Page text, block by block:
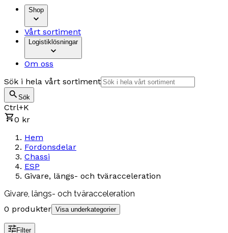
Shop
Vårt sortiment
Logistiklösningar
Om oss
Sök i hela vårt sortiment
Sök
Ctrl+K
0 kr
Hem
Fordonsdelar
Chassi
ESP
Givare, längs- och tväracceleration
Givare, längs- och tväracceleration
0 produkter Visa underkategorier
Filter